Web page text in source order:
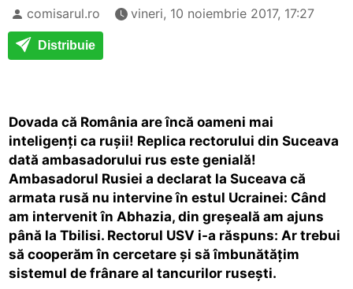
comisarul.ro vineri, 10 noiembrie 2017, 17:27
Distribuie
Dovada că România are încă oameni mai
inteligenți ca rușii! Replica rectorului din Suceava
dată ambasadorului rus este genială!
Ambasadorul Rusiei a declarat la Suceava că
armata rusă nu intervine în estul Ucrainei: Când
am intervenit în Abhazia, din greșeală am ajuns
până la Tbilisi. Rectorul USV i-a răspuns: Ar trebui
să cooperăm în cercetare și să îmbunătățim
sistemul de frânare al tancurilor rusești.